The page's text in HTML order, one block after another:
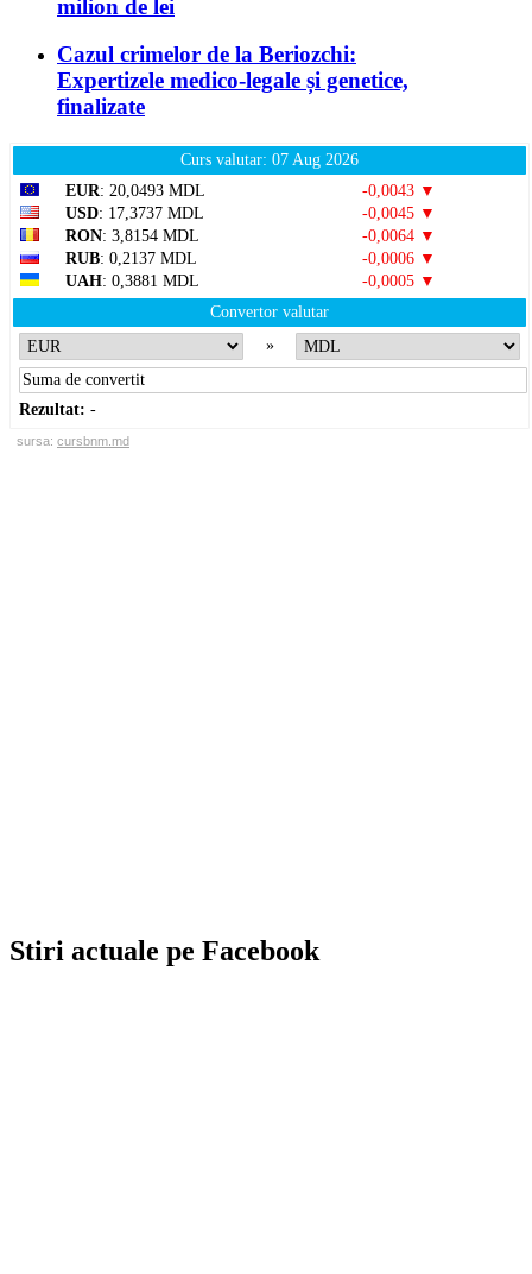
milion de lei
Cazul crimelor de la Beriozchi:
Expertizele medico-legale și genetice,
finalizate
Curs valutar: 07 Aug 2026
EUR: 20,0493 MDL
-0,0043 ▼
USD: 17,3737 MDL
-0,0045 ▼
RON: 3,8154 MDL
-0,0064 ▼
RUB: 0,2137 MDL
-0,0006 ▼
UAH: 0,3881 MDL
-0,0005 ▼
Convertor valutar
»
Rezultat: -
sursa: cursbnm.md
Stiri actuale pe Facebook